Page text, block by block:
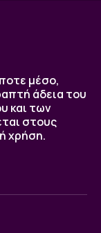
μέσο,
άδεια του
και των
στους
χρήση.